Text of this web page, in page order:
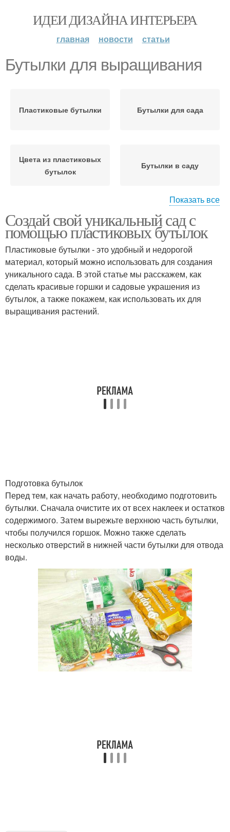
ИДЕИ ДИЗАЙНА ИНТЕРЬЕРА
главная новости статьи
Бутылки для выращивания
Пластиковые бутылки Бутылки для сада
Цвета из пластиковых
бутылок
Бутылки в саду
Почвы в пластиковых
бутылках
Поделки из
пластиковых бутылок
Бутылки для огорода
Ороситель из
пластиковой бутылки
Показать все
Создай свой уникальный сад с
помощью пластиковых бутылок
Пластиковые бутылки - это удобный и недорогой
материал, который можно использовать для создания
уникального сада. В этой статье мы расскажем, как
сделать красивые горшки и садовые украшения из
бутылок, а также покажем, как использовать их для
выращивания растений.
Подготовка бутылок
Перед тем, как начать работу, необходимо подготовить
бутылки. Сначала очистите их от всех наклеек и остатков
содержимого. Затем вырежьте верхнюю часть бутылки,
чтобы получился горшок. Можно также сделать
несколько отверстий в нижней части бутылки для отвода
воды.